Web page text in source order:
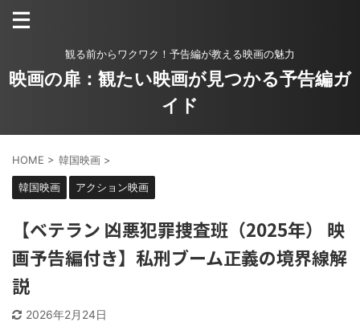
観る前からワクワク！予告編が教える映画の魅力
映画の扉：観たい映画が見つかる予告編ガ
イド
HOME > 韓国映画 >
韓国映画 アクション映画
【ベテラン 凶悪犯罪捜査班（2025年） 映
画予告編付き】私刑ブーム正義の境界線解
説
2026年2月24日